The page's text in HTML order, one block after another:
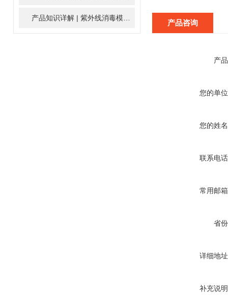
产品咨询
产
您的单
您的姓
联系电
常用邮
省
详细地
补充说